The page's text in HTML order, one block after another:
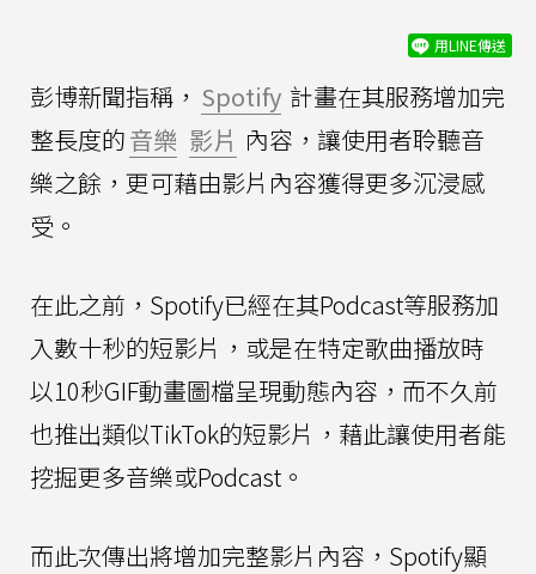
用LINE傳送
彭博新聞指稱， Spotify 計畫在其服務增加完
整長度的音樂 影片 內容，讓使用者聆聽音
樂之餘，更可藉由影片內容獲得更多沉浸感
受。
在此之前，Spotify已經在其Podcast等服務加
入數十秒的短影片，或是在特定歌曲播放時
以10秒GIF動畫圖檔呈現動態內容，而不久前
也推出類似TikTok的短影片，藉此讓使用者能
挖掘更多音樂或Podcast。
而此次傳出將增加完整影片內容，Spotify顯